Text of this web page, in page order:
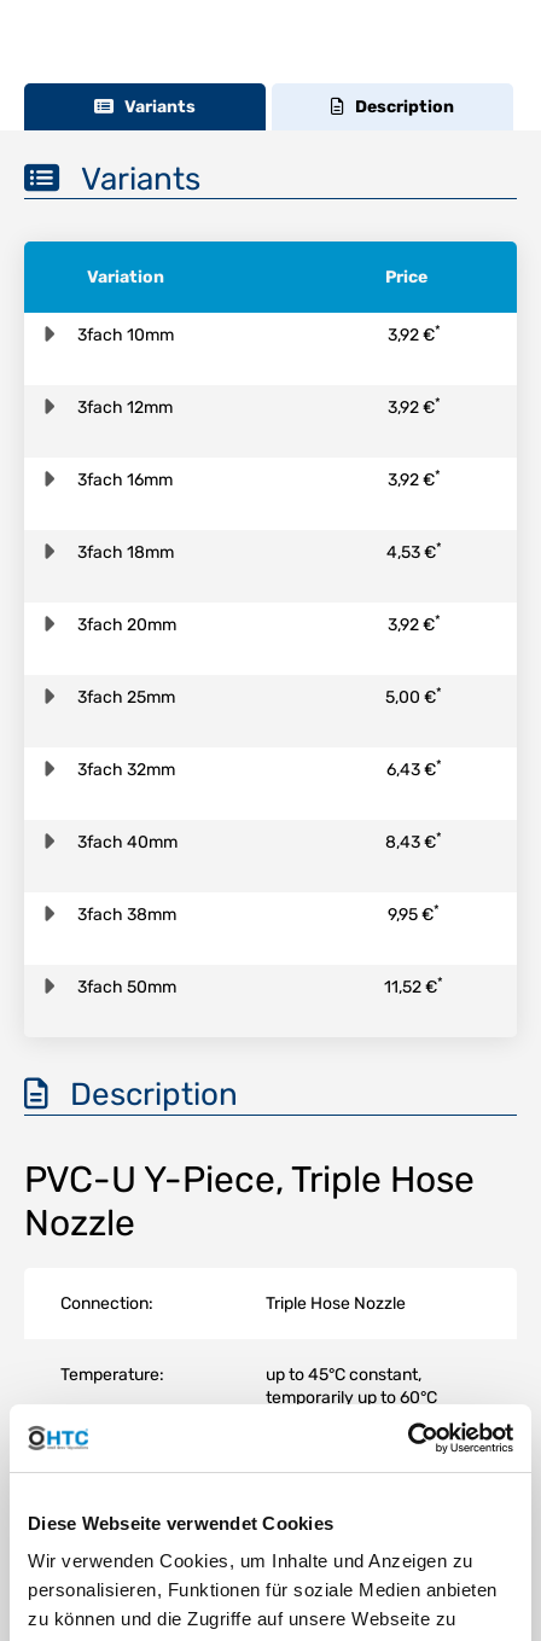
Diese Webseite verwendet Cookies
Wir verwenden Cookies, um Inhalte und Anzeigen zu
personalisieren, Funktionen für soziale Medien anbieten
zu können und die Zugriffe auf unsere Webseite zu
Variants Description
Variants
Variation Price
3fach 10mm 3,92 €*
3fach 12mm 3,92 €*
3fach 16mm 3,92 €*
3fach 18mm 4,53 €*
3fach 20mm 3,92 €*
3fach 25mm 5,00 €*
3fach 32mm 6,43 €*
3fach 40mm 8,43 €*
3fach 38mm 9,95 €*
3fach 50mm 11,52 €*
Description
PVC-U Y-Piece, Triple Hose
Nozzle
Connection: Triple Hose Nozzle
Temperature:
up to 45°C constant,
temporarily up to 60°C
Operating
max. 16 bar at 20°C
Material: PVC-U